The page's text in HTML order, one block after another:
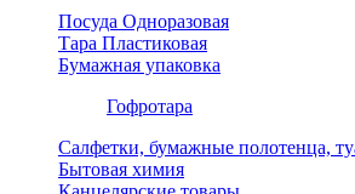
Посуда Одноразовая
Тара Пластиковая
Бумажная упаковка
Гофротара
Салфетки, бумажные полотенца,
Бытовая химия